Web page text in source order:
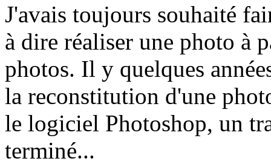
J'avais toujours souhaité
à dire réaliser une photo à
photos. Il y quelques
la reconstitution d'une
le logiciel Photoshop, un
terminé...